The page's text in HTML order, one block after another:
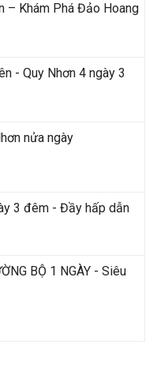
– Khám Phá Đảo Hoang
- Quy Nhơn 4 ngày 3
nửa ngày
3 đêm - Đầy hấp dẫn
BỘ 1 NGÀY - Siêu